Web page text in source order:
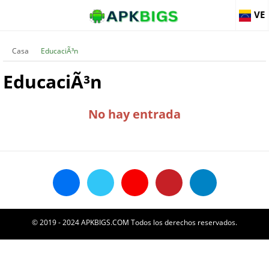
VE
Casa EducaciÃ³n
EducaciÃ³n
No hay entrada
© 2019 - 2024 APKBIGS.COM Todos los derechos reservados.